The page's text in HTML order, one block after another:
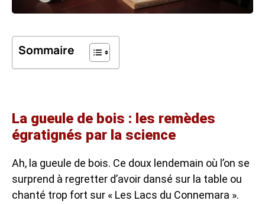
Sommaire
La gueule de bois : les remèdes
égratignés par la science
Ah, la gueule de bois. Ce doux lendemain où l’on se
surprend à regretter d’avoir dansé sur la table ou
chanté trop fort sur « Les Lacs du Connemara ».